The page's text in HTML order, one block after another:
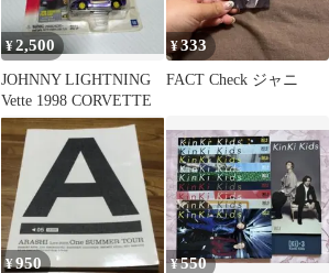
¥2,500
JOHNNY LIGHTNING
Vette 1998 CORVETTE
¥333
FACT Check ジャニ
¥950 ¥550